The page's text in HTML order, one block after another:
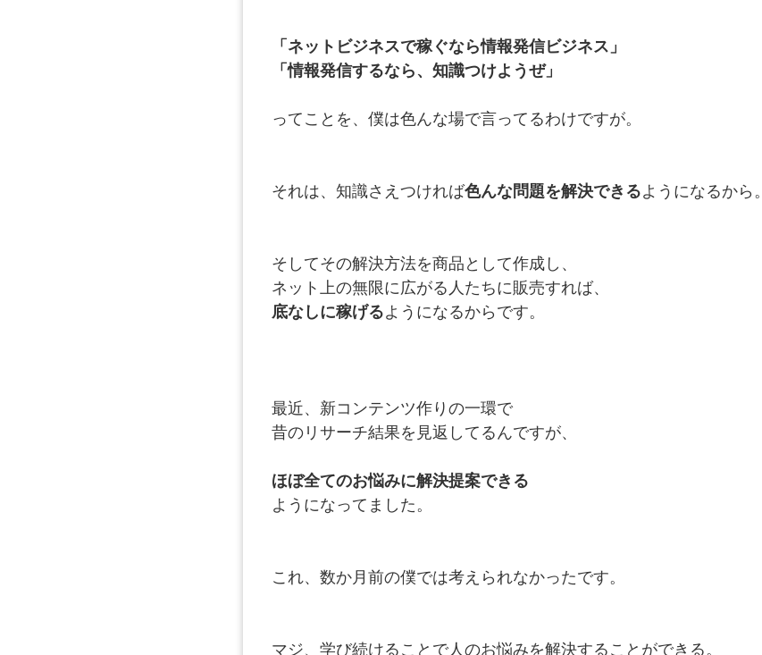
「ネットビジネスで稼ぐなら情報発信ビジネス」
「情報発信するなら、知識つけようぜ」
ってことを、僕は色んな場で言ってるわけですが。
それは、知識さえつければ色んな問題を解決できるようになるから。
そしてその解決方法を商品として作成し、
ネット上の無限に広がる人たちに販売すれば、
底なしに稼げるようになるからです。
最近、新コンテンツ作りの一環で
昔のリサーチ結果を見返してるんですが、
ほぼ全てのお悩みに解決提案できる
ようになってました。
これ、数か月前の僕では考えられなかったです。
マジ、学び続けることで人のお悩みを解決することができる。